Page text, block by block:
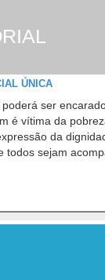
ÚNICA
ser
é vítima da
da
todos sejam